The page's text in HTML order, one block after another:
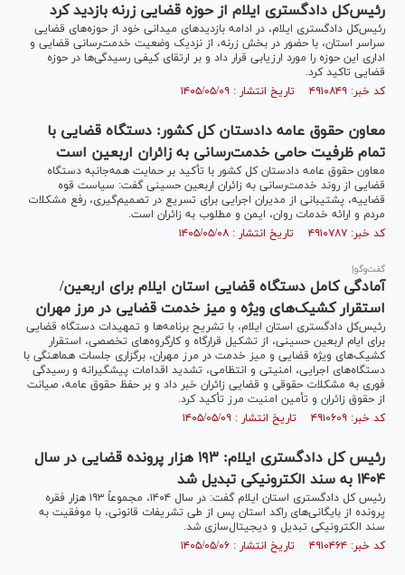
رئیس‌کل دادگستری ایلام از حوزه قضایی زرنه بازدید کرد
رئیس‌کل دادگستری ایلام، در ادامه بازدید‌های میدانی خود از حوزه‌های قضایی
سراسر استان، با حضور در بخش زرنه، از نزدیک وضعیت خدمت‌رسانی قضایی و
اداری این حوزه را مورد ارزیابی قرار داد و بر ارتقای کیفی رسیدگی‌ها در حوزه
قضایی تاکید کرد.
کد خبر: ۴۹۱۰۸۴۹ تاریخ انتشار : ۱۴۰۵/۰۵/۰۹
معاون حقوق عامه دادستان کل کشور: دستگاه قضایی با
تمام ظرفیت حامی خدمت‌رسانی به زائران اربعین است
معاون حقوق عامه دادستان کل کشور با تأکید بر حمایت همه‌جانبه دستگاه
قضایی از روند خدمت‌رسانی به زائران اربعین حسینی گفت: سیاست قوه
قضاییه، پشتیبانی از مدیران اجرایی برای تسریع در تصمیم‌گیری، رفع مشکلات
مردم و ارائه خدمات روان، ایمن و مطلوب به زائران است.
کد خبر: ۴۹۱۰۷۸۷ تاریخ انتشار : ۱۴۰۵/۰۵/۰۸
گفت‌و‌گو|
آمادگی کامل دستگاه قضایی استان ایلام برای اربعین/
استقرار کشیک‌های ویژه و میز خدمت قضایی در مرز مهران
رئیس‌کل دادگستری استان ایلام، با تشریح برنامه‌ها و تمهیدات دستگاه قضایی
برای ایام اربعین حسینی، از تشکیل قرارگاه و کارگروه‌های تخصصی، استقرار
کشیک‌های ویژه قضایی و میز خدمت در مرز مهران، برگزاری جلسات هماهنگی با
دستگاه‌های اجرایی، امنیتی و انتظامی، تشدید اقدامات پیشگیرانه و رسیدگی
فوری به مشکلات حقوقی و قضایی زائران خبر داد و بر حفظ حقوق عامه، صیانت
از حقوق زائران و تأمین امنیت مرز تأکید کرد.
کد خبر: ۴۹۱۰۶۰۹ تاریخ انتشار : ۱۴۰۵/۰۵/۰۹
رئیس کل دادگستری ایلام: ۱۹۳ هزار پرونده قضایی در سال
۱۴۰۴ به سند الکترونیکی تبدیل شد
رئیس کل دادگستری استان ایلام گفت: در سال ۱۴۰۴، مجموعاً ۱۹۳ هزار فقره
پرونده از بایگانی‌های راکد استان پس از طی تشریفات قانونی، با موفقیت به
سند الکترونیکی تبدیل و دیجیتال‌سازی شد.
کد خبر: ۴۹۱۰۴۶۴ تاریخ انتشار : ۱۴۰۵/۰۵/۰۶